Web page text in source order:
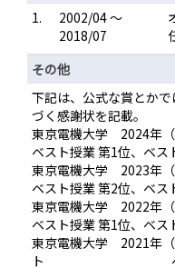
1.
2002/04 ～
2018/07
その他
下記は、公式な賞とか
づく感謝状を記載。
東京電機大学 2024年
ベスト授業 第1位、ベス
東京電機大学 2023年
ベスト授業 第2位、ベス
東京電機大学 2022年
ベスト授業 第1位、ベス
東京電機大学 2021年（
ト ベストテ